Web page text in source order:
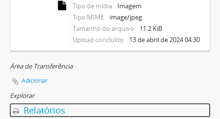
Tipo de mídia
Imagem
Tipo MIME
image/jpeg
Tamanho do arquivo
11.2 KiB
Upload concluído
13 de abril de 2024 04:30
Área de Transferência
Adicionar
Explorar
Relatórios